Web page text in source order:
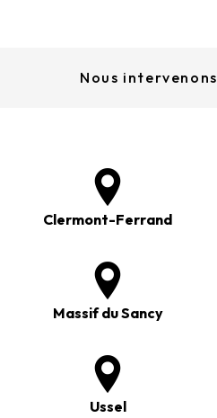
Nous
Clermont-Ferrand
Massif du Sancy
Ussel